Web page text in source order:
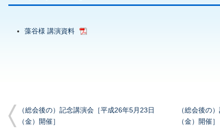
藻谷様 講演資料
（総会後の）記念講演会［平成26年5月23日
（金）開催］
（総会後の
（金）開催］